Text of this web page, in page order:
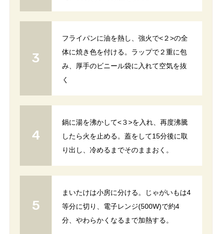
フライパンに油を熱し、強火で<２>の全
体に焼き色を付ける。ラップで２重に包
み、厚手のビニール袋に入れて空気を抜
く
鍋に湯を沸かして<３>を入れ、再度沸騰
したら火を止める。蓋をして15分後に取
り出し、冷めるまでそのままおく。
まいたけは小房に分ける。じゃがいもは4
等分に切り、電子レンジ(500W)で約4
分、やわらかくなるまで加熱する。